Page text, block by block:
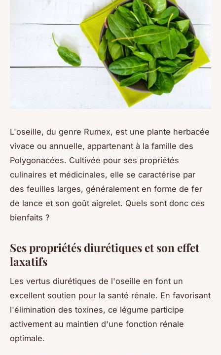
L'oseille, du genre Rumex, est une plante herbacée
vivace ou annuelle, appartenant à la famille des
Polygonacées. Cultivée pour ses propriétés
culinaires et médicinales, elle se caractérise par
des feuilles larges, généralement en forme de fer
de lance et son goût aigrelet. Quels sont donc ces
bienfaits ?
Ses propriétés diurétiques et son effet
laxatifs
Les vertus diurétiques de l'oseille en font un
excellent soutien pour la santé rénale. En favorisant
l'élimination des toxines, ce légume participe
activement au maintien d'une fonction rénale
optimale.